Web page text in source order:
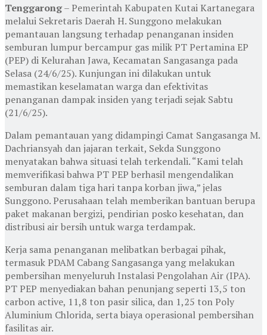
Tenggarong– Pemerintah Kabupaten Kutai Kartanegara
melalui Sekretaris Daerah H. Sunggono melakukan
pemantauan langsung terhadap penanganan insiden
semburan lumpur bercampur gas milik PT Pertamina EP
(PEP) di Kelurahan Jawa, Kecamatan Sangasanga pada
Selasa (24/6/25). Kunjungan ini dilakukan untuk
memastikan keselamatan warga dan efektivitas
penanganan dampak insiden yang terjadi sejak Sabtu
(21/6/25).
Dalam pemantauan yang didampingi Camat Sangasanga M.
Dachriansyah dan jajaran terkait, Sekda Sunggono
menyatakan bahwa situasi telah terkendali. “Kami telah
memverifikasi bahwa PT PEP berhasil mengendalikan
semburan dalam tiga hari tanpa korban jiwa,” jelas
Sunggono. Perusahaan telah memberikan bantuan berupa
paket makanan bergizi, pendirian posko kesehatan, dan
distribusi air bersih untuk warga terdampak.
Kerja sama penanganan melibatkan berbagai pihak,
termasuk PDAM Cabang Sangasanga yang melakukan
pembersihan menyeluruh Instalasi Pengolahan Air (IPA).
PT PEP menyediakan bahan penunjang seperti 13,5 ton
carbon active, 11,8 ton pasir silica, dan 1,25 ton Poly
Aluminium Chlorida, serta biaya operasional pembersihan
fasilitas air.